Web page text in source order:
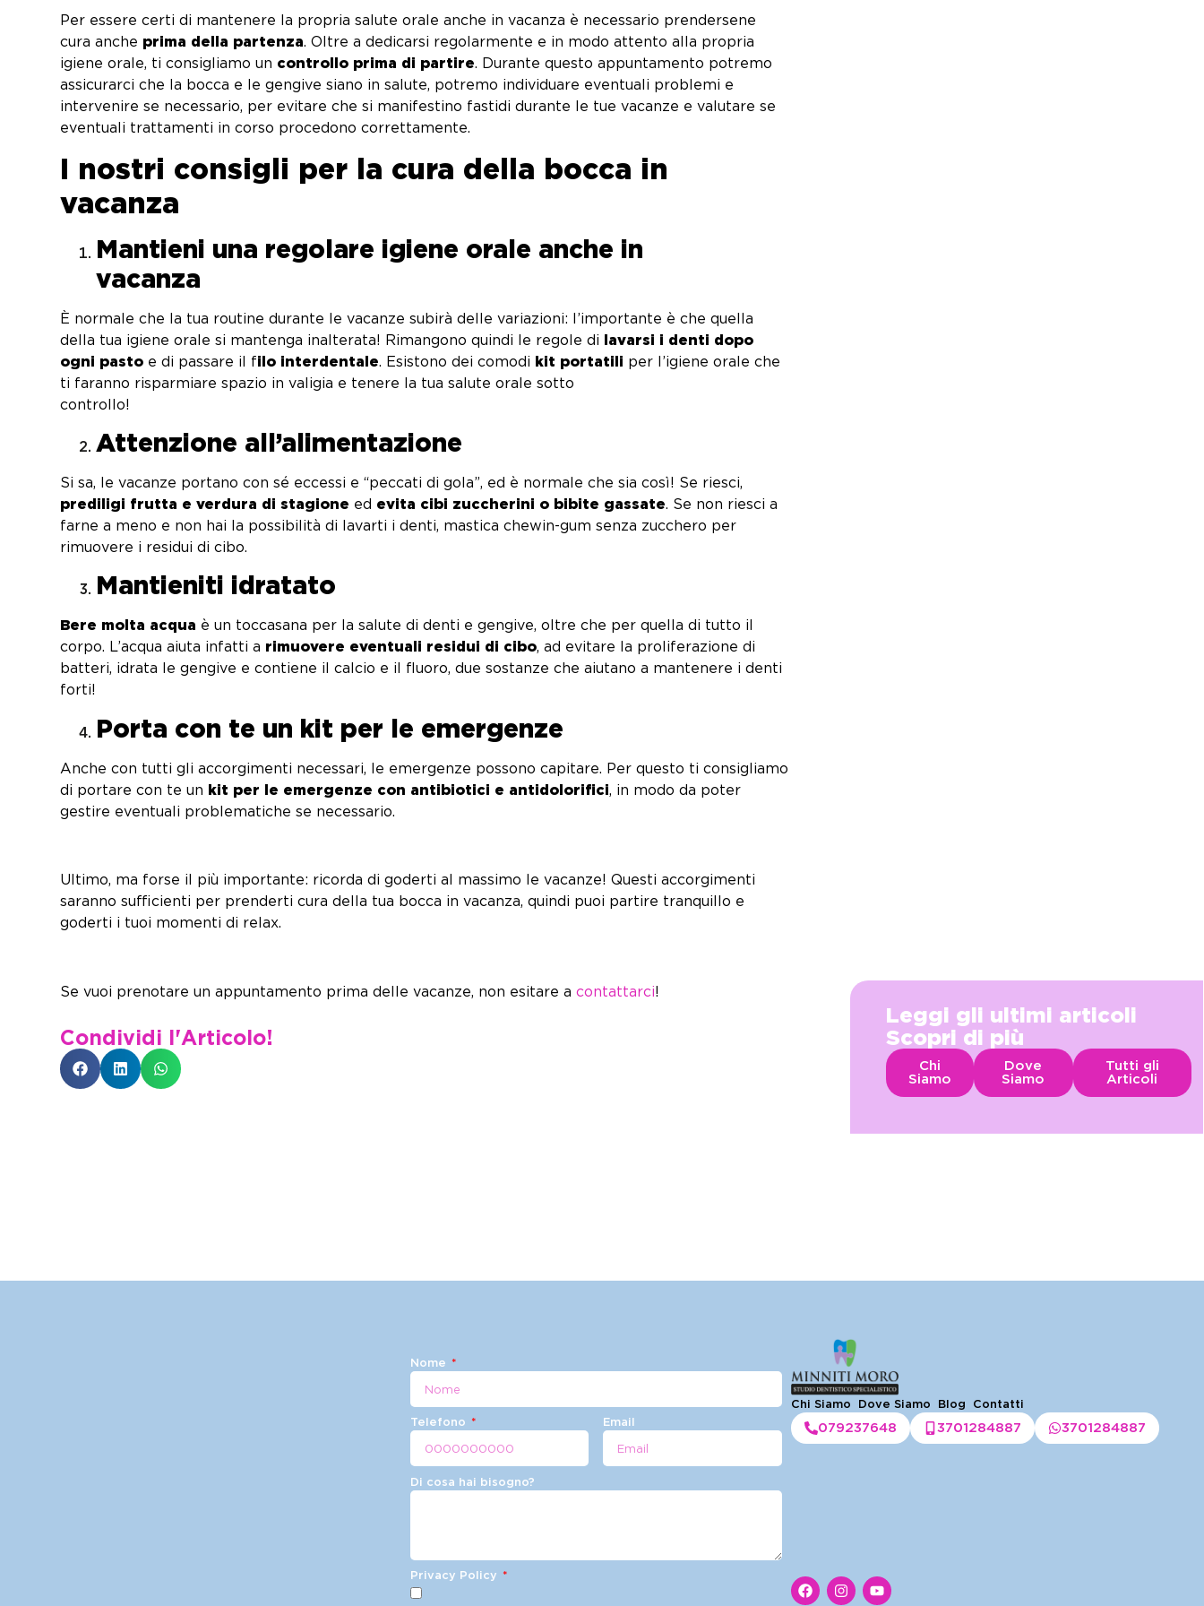
Per essere certi di mantenere la propria salute orale anche in vacanza è necessario prendersene
cura anche prima della partenza. Oltre a dedicarsi regolarmente e in modo attento alla propria
igiene orale, ti consigliamo un controllo prima di partire. Durante questo appuntamento potremo
assicurarci che la bocca e le gengive siano in salute, potremo individuare eventuali problemi e
intervenire se necessario, per evitare che si manifestino fastidi durante le tue vacanze e valutare se
eventuali trattamenti in corso procedono correttamente.
I nostri consigli per la cura della bocca in
vacanza
Mantieni una regolare igiene orale anche in
vacanza
È normale che la tua routine durante le vacanze subirà delle variazioni: l’importante è che quella
della tua igiene orale si mantenga inalterata! Rimangono quindi le regole di lavarsi i denti dopo
ogni pasto e di passare il filo interdentale. Esistono dei comodi kit portatili per l’igiene orale che
ti faranno risparmiare spazio in valigia e tenere la tua salute orale sotto
controllo!
Attenzione all’alimentazione
Si sa, le vacanze portano con sé eccessi e “peccati di gola”, ed è normale che sia così! Se riesci,
prediligi frutta e verdura di stagione ed evita cibi zuccherini o bibite gassate. Se non riesci a
farne a meno e non hai la possibilità di lavarti i denti, mastica chewin-gum senza zucchero per
rimuovere i residui di cibo.
Mantieniti idratato
Bere molta acqua è un toccasana per la salute di denti e gengive, oltre che per quella di tutto il
corpo. L’acqua aiuta infatti a rimuovere eventuali residui di cibo, ad evitare la proliferazione di
batteri, idrata le gengive e contiene il calcio e il fluoro, due sostanze che aiutano a mantenere i denti
forti!
Porta con te un kit per le emergenze
Anche con tutti gli accorgimenti necessari, le emergenze possono capitare. Per questo ti consigliamo
di portare con te un kit per le emergenze con antibiotici e antidolorifici, in modo da poter
gestire eventuali problematiche se necessario.
Ultimo, ma forse il più importante: ricorda di goderti al massimo le vacanze! Questi accorgimenti
saranno sufficienti per prenderti cura della tua bocca in vacanza, quindi puoi partire tranquillo e
goderti i tuoi momenti di relax.
Se vuoi prenotare un appuntamento prima delle vacanze, non esitare acontattarci!
Condividi l'Articolo!
Leggi gli ultimi articoli
Scopri di più
Chi
Siamo
Dove
Siamo
Tutti gli
Articoli
Nome
Telefono Email
Di cosa hai bisogno?
Privacy Policy
Chi Siamo Dove Siamo Blog Contatti
079237648 3701284887 3701284887